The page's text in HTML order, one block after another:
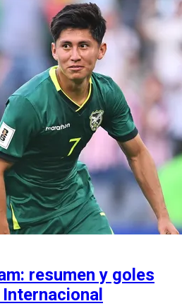
resumen y goles